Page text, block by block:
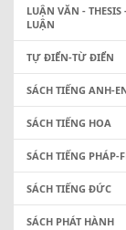
LUẬN VĂN - THESIS
LUẬN
TỰ ĐIỂN-TỪ ĐIỂN
SÁCH TIẾNG ANH-
SÁCH TIẾNG HOA
SÁCH TIẾNG PHÁP-
SÁCH TIẾNG ĐỨC
SÁCH PHÁT HÀNH